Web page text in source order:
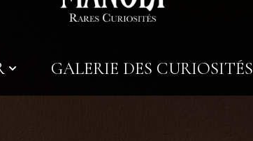
GALERIE DES CURIOSITÉS